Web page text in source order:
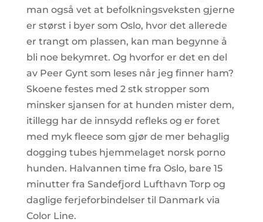
man også vet at befolkningsveksten gjerne
er størst i byer som Oslo, hvor det allerede
er trangt om plassen, kan man begynne å
bli noe bekymret. Og hvorfor er det en del
av Peer Gynt som leses når jeg finner ham?
Skoene festes med 2 stk stropper som
minsker sjansen for at hunden mister dem,
itillegg har de innsydd refleks og er foret
med myk fleece som gjør de mer behaglig
dogging tubes hjemmelaget norsk porno
hunden. Halvannen time fra Oslo, bare 15
minutter fra Sandefjord Lufthavn Torp og
daglige ferjeforbindelser til Danmark via
Color Line.